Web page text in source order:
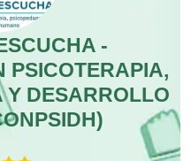
-
PSICOTERAPIA,
Y DESARROLLO